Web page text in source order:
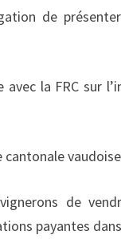
de
avec la FRC sur
de
payantes